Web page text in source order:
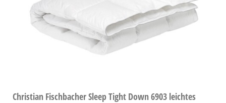
Christian Fischbacher Sleep Tight Down 6903 leichtes